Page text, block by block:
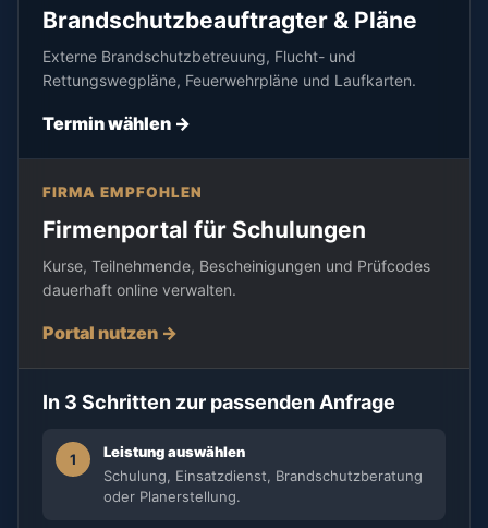
Brandschutzbeauftragter & Pläne
Externe Brandschutzbetreuung, Flucht- und
Rettungswegpläne, Feuerwehrpläne und Laufkarten.
Termin wählen ->
FIRMA EMPFOHLEN
Firmenportal für Schulungen
Kurse, Teilnehmende, Bescheinigungen und Prüfcodes
dauerhaft online verwalten.
Portal nutzen ->
In 3 Schritten zur passenden Anfrage
1
Leistung auswählen
Schulung, Einsatzdienst, Brandschutzberatung
oder Planerstellung.